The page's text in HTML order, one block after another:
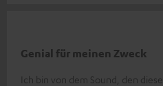
Genial für meinen Zweck
Ich bin von dem Sound, den